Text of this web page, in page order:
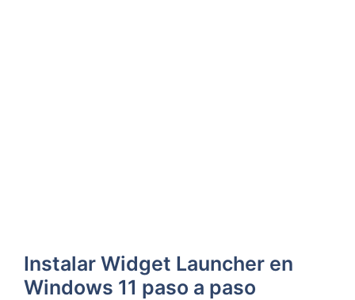
Instalar Widget Launcher en
Windows 11 paso a paso